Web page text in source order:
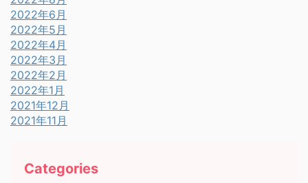
2022年6月
2022年5月
2022年4月
2022年3月
2022年2月
2022年1月
2021年12月
2021年11月
Categories